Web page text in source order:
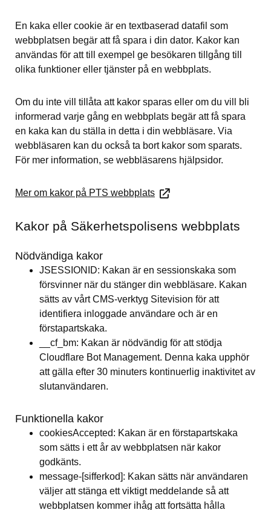
En kaka eller cookie är en textbaserad datafil som
webbplatsen begär att få spara i din dator. Kakor kan
användas för att till exempel ge besökaren tillgång till
olika funktioner eller tjänster på en webbplats.
Om du inte vill tillåta att kakor sparas eller om du vill bli
informerad varje gång en webbplats begär att få spara
en kaka kan du ställa in detta i din webbläsare. Via
webbläsaren kan du också ta bort kakor som sparats.
För mer information, se webbläsarens hjälpsidor.
Mer om kakor på PTS webbplats
Kakor på Säkerhetspolisens webbplats
Nödvändiga kakor
JSESSIONID: Kakan är en sessionskaka som
försvinner när du stänger din webbläsare. Kakan
sätts av vårt CMS-verktyg Sitevision för att
identifiera inloggade användare och är en
förstapartskaka.
__cf_bm: Kakan är nödvändig för att stödja
Cloudflare Bot Management. Denna kaka upphör
att gälla efter 30 minuters kontinuerlig inaktivitet av
slutanvändaren.
Funktionella kakor
cookiesAccepted: Kakan är en förstapartskaka
som sätts i ett år av webbplatsen när kakor
godkänts.
message-[sifferkod]: Kakan sätts när användaren
väljer att stänga ett viktigt meddelande så att
webbplatsen kommer ihåg att fortsätta hålla